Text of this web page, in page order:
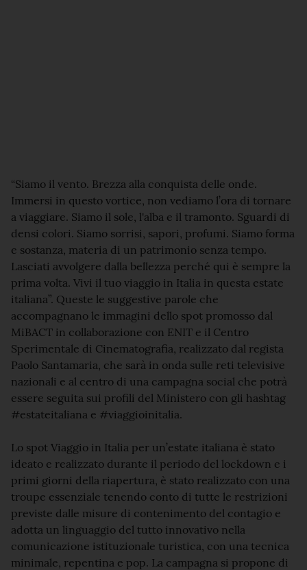
“Siamo il vento. Brezza alla conquista delle onde.
Immersi in questo vortice, non vediamo l’ora di tornare
a viaggiare. Siamo il sole, l'alba e il tramonto. Sguardi di
densi colori. Siamo sorrisi, sapori, profumi. Siamo forma
e sostanza, materia di un patrimonio senza tempo.
Lasciati avvolgere dalla bellezza perché qui è sempre la
prima volta. Vivi il tuo viaggio in Italia in questa estate
italiana”. Queste le suggestive parole che
accompagnano le immagini dello spot promosso dal
MiBACT in collaborazione con ENIT e il Centro
Sperimentale di Cinematografia, realizzato dal regista
Paolo Santamaria, che sarà in onda sulle reti televisive
nazionali e al centro di una campagna social che potrà
essere seguita sui profili del Ministero con gli hashtag
#estateitaliana e #viaggioinitalia.
Lo spot Viaggio in Italia per un’estate italiana è stato
ideato e realizzato durante il periodo del lockdown e i
primi giorni della riapertura, è stato realizzato con una
troupe essenziale tenendo conto di tutte le restrizioni
previste dalle misure di contenimento del contagio e
adotta un linguaggio del tutto innovativo nella
comunicazione istituzionale turistica, con una tecnica
minimale, repentina e pop. La campagna si propone di